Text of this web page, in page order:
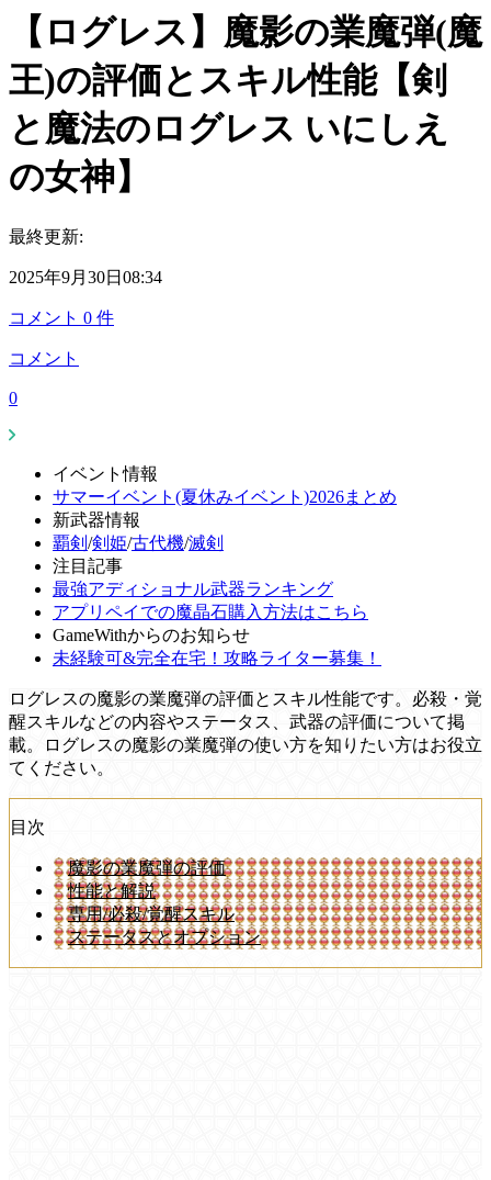
【ログレス】魔影の業魔弾(魔
王)の評価とスキル性能【剣
と魔法のログレス いにしえ
の女神】
最終更新:
2025年9月30日08:34
コメント 0 件
コメント
0
イベント情報
サマーイベント(夏休みイベント)2026まとめ
新武器情報
覇剣 /剣姫/古代機/滅剣
注目記事
最強アディショナル武器ランキング
アプリペイでの魔晶石購入方法はこちら
GameWithからのお知らせ
未経験可&完全在宅！攻略ライター募集！
ログレスの魔影の業魔弾の評価とスキル性能です。必殺・覚
醒スキルなどの内容やステータス、武器の評価について掲
載。ログレスの魔影の業魔弾の使い方を知りたい方はお役立
てください。
目次
魔影の業魔弾の評価
性能と解説
専用/必殺/覚醒スキル
ステータスとオプション